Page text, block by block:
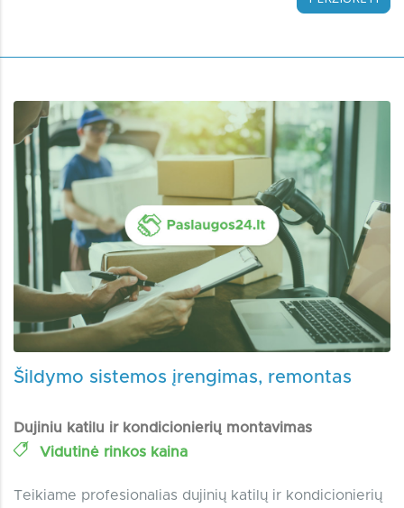
Šildymo sistemos įrengimas, remontas
Dujiniu katilu ir kondicionierių montavimas
Vidutinė rinkos kaina
Teikiame profesionalias dujinių katilų ir kondicionierių